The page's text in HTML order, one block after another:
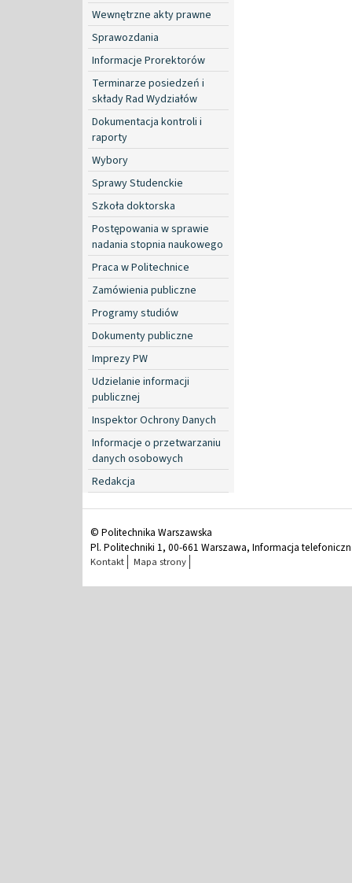
Wewnętrzne akty prawne
Sprawozdania
Informacje Prorektorów
Terminarze posiedzeń i
składy Rad Wydziałów
Dokumentacja kontroli i
raporty
Wybory
Sprawy Studenckie
Szkoła doktorska
Postępowania w sprawie
nadania stopnia naukowego
Praca w Politechnice
Zamówienia publiczne
Programy studiów
Dokumenty publiczne
Imprezy PW
Udzielanie informacji
publicznej
Inspektor Ochrony Danych
Informacje o przetwarzaniu
danych osobowych
Redakcja
© Politechnika Warszawska
Pl. Politechniki 1, 00-661 Warszawa, Informacja
Kontakt Mapa strony